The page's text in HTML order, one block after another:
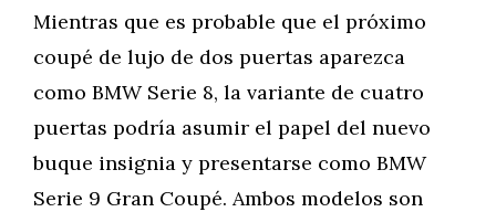
Mientras que es probable que el próximo
coupé de lujo de dos puertas aparezca
como BMW Serie 8, la variante de cuatro
puertas podría asumir el papel del nuevo
buque insignia y presentarse como BMW
Serie 9 Gran Coupé. Ambos modelos son